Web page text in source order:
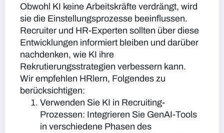
Obwohl KI keine Arbeitskräfte verdrängt, wird
sie die Einstellungsprozesse beeinflussen.
Recruiter und HR-Experten sollten über diese
Entwicklungen informiert bleiben und darüber
nachdenken, wie KI ihre
Rekrutierungsstrategien verbessern kann.
Wir empfehlen HRlern, Folgendes zu
berücksichtigen:
Verwenden Sie KI in Recruiting-
Prozessen: Integrieren Sie GenAI-Tools
in verschiedene Phasen des